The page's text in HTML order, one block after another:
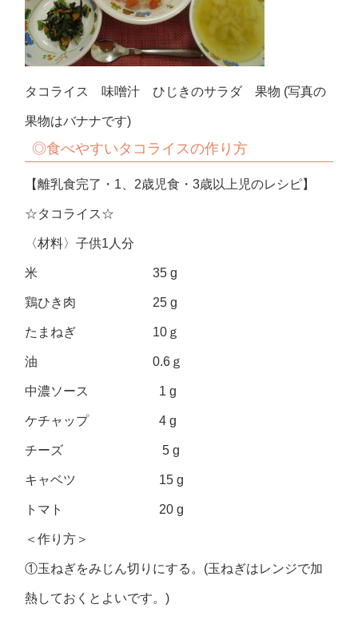
タコライス 味噌汁 ひじきのサラダ 果物 (写真の
果物はバナナです)
◎食べやすいタコライスの作り方
【離乳食完了・1、2歳児食・3歳以上児のレシピ】
☆タコライス☆
〈材料〉子供1人分
米 35 g
鶏ひき肉 25 g
たまねぎ 10ｇ
油 0.6ｇ
中濃ソース 1 g
ケチャップ 4 g
チーズ 5 g
キャベツ 15 g
トマト 20 g
＜作り方＞
①玉ねぎをみじん切りにする。(玉ねぎはレンジで加
熱しておくとよいです。)